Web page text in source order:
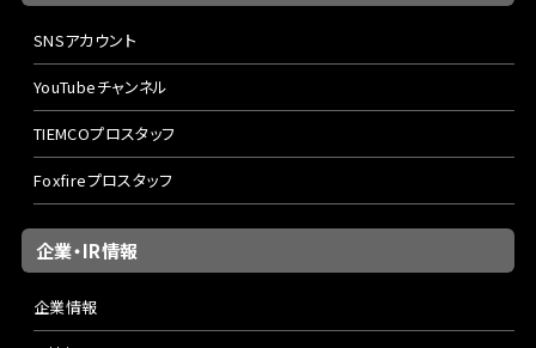
SNSアカウント
YouTubeチャンネル
TIEMCOプロスタッフ
Foxfireプロスタッフ
企業・IR情報
企業情報